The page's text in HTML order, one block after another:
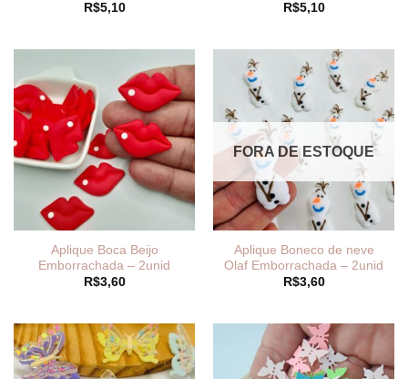
R$5,10
R$5,10
Aplique Boca Beijo
Emborrachada – 2unid
R$3,60
FORA DE ESTOQUE
Aplique Boneco de neve
Olaf Emborrachada – 2unid
R$3,60